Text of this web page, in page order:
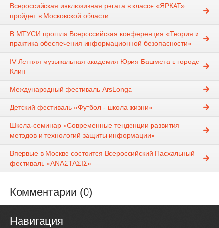
Всероссийская инклюзивная регата в классе «ЯРКАТ»
пройдет в Московской области
В МТУСИ прошла Всероссийская конференция «Теория и
практика обеспечения информационной безопасности»
IV Летняя музыкальная академия Юрия Башмета в городе
Клин
Международный фестиваль ArsLonga
Детский фестиваль «Футбол - школа жизни»
Школа-семинар «Современные тенденции развития
методов и технологий защиты информации»
Впервые в Москве состоится Всероссийский Пасхальный
фестиваль «ΑΝΑΣΤΑΣΙΣ»
Комментарии (0)
Навигация